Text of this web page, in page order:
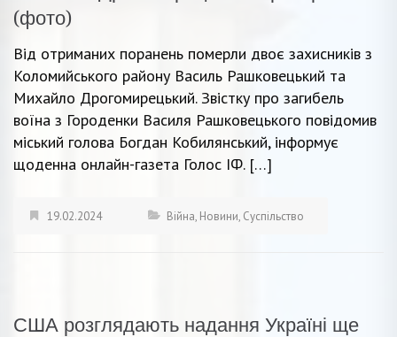
(фото)
Від отриманих поранень померли двоє захисників з
Коломийського району Василь Рашковецький та
Михайло Дрогомирецький. Звістку про загибель
воїна з Городенки Василя Рашковецького повідомив
міський голова Богдан Кобилянський, інформує
щоденна онлайн-газета Голос ІФ. […]
19.02.2024 Війна, Новини, Суспільство
США розглядають надання Україні ще